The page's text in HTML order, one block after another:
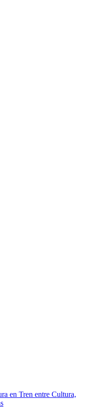
en Tren entre Cultura,